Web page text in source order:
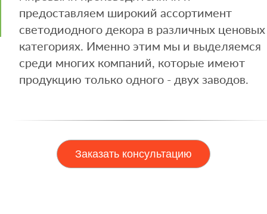
предоставляем широкий ассортимент
светодиодного декора в различных ценовых
категориях. Именно этим мы и выделяемся
среди многих компаний, которые имеют
продукцию только одного - двух заводов.
Заказать консультацию